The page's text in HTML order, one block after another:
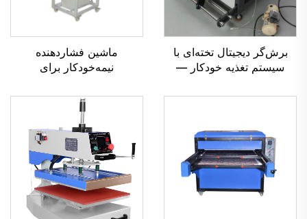
برش‌گر دیجیتال تخته‌ای با
سیستم تغذیه خودکار —
سانتی‌متر، مناسب برای فیلم
کریستالی و وینیل
ماشین فشاردهنده
نیمه‌خودکار برای
چاپ برجسته سه‌بعدی روی
پارچه، صفحه فولادی برای
لوگوهای پارچه‌ای و چرمی